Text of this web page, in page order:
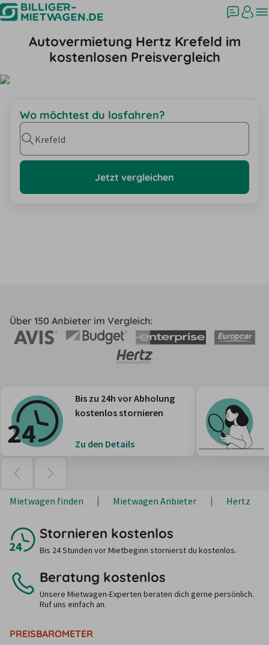
Autovermietung Hertz Krefeld im
kostenlosen Preisvergleich
Wo möchtest du losfahren?
Krefeld
Jetzt vergleichen
Über 150 Anbieter im Vergleich:
Bis zu 24h vor Abholung
kostenlos stornieren
Zu den Details
Mietwagen finden Mietwagen Anbieter Hertz
Stornieren kostenlos
Bis 24 Stunden vor Mietbeginn stornierst du kostenlos.
Beratung kostenlos
Unsere Mietwagen-Experten beraten dich gerne persönlich.
Ruf uns einfach an.
PREISBAROMETER